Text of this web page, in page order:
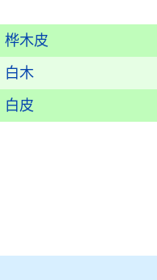
桦木皮
白木
白皮